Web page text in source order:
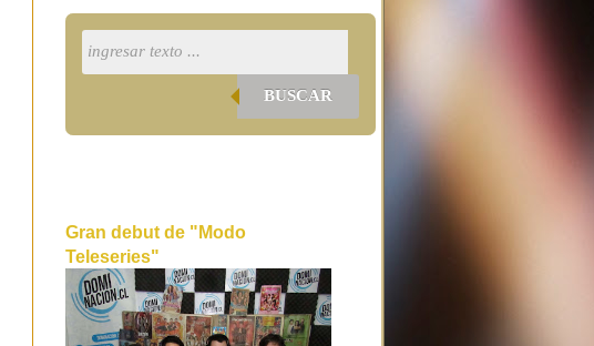
BUSCAR
Gran debut de "Modo
Teleseries"